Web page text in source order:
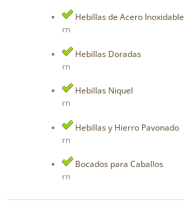
Hebillas de Acero Inoxidable
rn
Hebillas Doradas
rn
Hebillas Niquel
rn
Hebillas y Hierro Pavonado
rn
Bocados para Caballos
rn